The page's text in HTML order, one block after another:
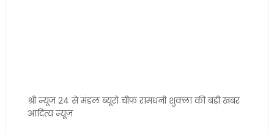
श्री न्यूज़ 24 से मंडल ब्यूरो चीफ रामधनी शुक्ला की बड़ी खबर
आदित्य न्यूज़